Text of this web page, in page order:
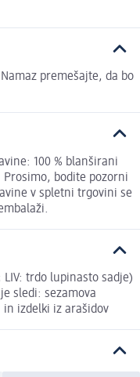
premešajte, da bo
100 % blanširani
Prosimo, bodite pozorni
v spletni trgovini se
LIV: trdo lupinasto sadje)
sledi: sezamova
izdelki iz arašidov